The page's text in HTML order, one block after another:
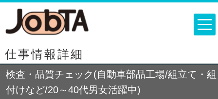
仕事情報詳細
検査・品質チェック(自動車部品工場/組立て・組
付けなど/20～40代男女活躍中)